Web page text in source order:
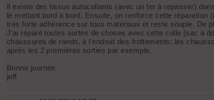
Il existe des tissus autocollants (avec un fer à repasser)
le mettant bord à bord. Ensuite, on renforce cette
très forte adhérence sur tous matériaux et reste souple. De
J'ai réparé toutes sortes de choses avec cette colle (sac à
chaussures de rando, à l'endroit des frottements: les
après les 2 premières sorties par exemple.
Bonne journée
jeff